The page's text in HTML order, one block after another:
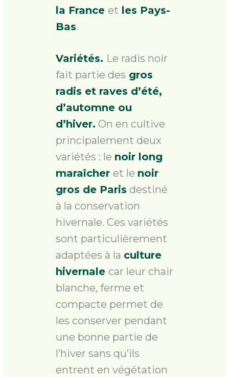
la France et les Pays-
Bas.
Variétés. Le radis noir
fait partie des gros
radis et raves d’été,
d’automne ou
d’hiver. On en cultive
principalement deux
variétés : le noir long
maraîcher et le noir
gros de Paris destiné
à la conservation
hivernale. Ces variétés
sont particulièrement
adaptées à la culture
hivernale car leur chair
blanche, ferme et
compacte permet de
les conserver pendant
une bonne partie de
l’hiver sans qu’ils
entrent en végétation